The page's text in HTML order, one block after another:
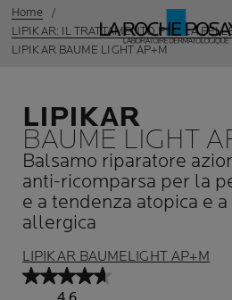
Home
LIPIKAR: IL TRATTAMENTO PER LA
LIPIKAR BAUME LIGHT AP+M
LIPIKAR
BAUME LIGHT
Balsamo riparatore
anti-ricomparsa per la
e a tendenza atopica e
allergica
LIPIKAR BAUMELIGHT AP+M